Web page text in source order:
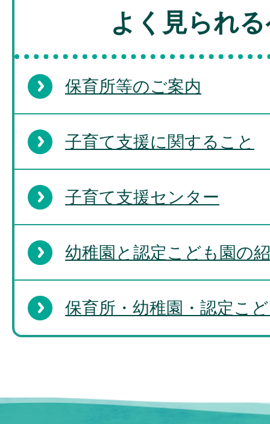
よく見られ
保育所等のご案内
子育て支援に関すること
子育て支援センター
幼稚園と認定こども園の
保育所・幼稚園・認定こ